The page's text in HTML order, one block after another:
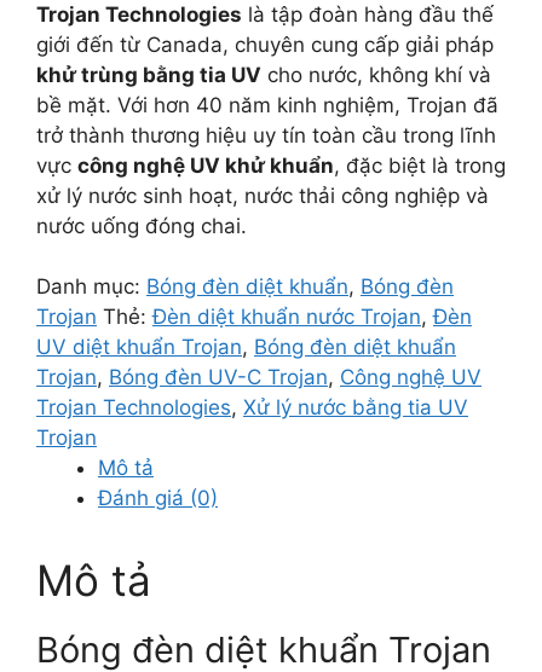
Trojan Technologies là tập đoàn hàng đầu thế
giới đến từ Canada, chuyên cung cấp giải pháp
khử trùng bằng tia UV cho nước, không khí và
bề mặt. Với hơn 40 năm kinh nghiệm, Trojan đã
trở thành thương hiệu uy tín toàn cầu trong lĩnh
vực công nghệ UV khử khuẩn, đặc biệt là trong
xử lý nước sinh hoạt, nước thải công nghiệp và
nước uống đóng chai.
Danh mục: Bóng đèn diệt khuẩn, Bóng đèn
Trojan Thẻ:Đèn diệt khuẩn nước Trojan,Đèn
UV diệt khuẩn Trojan, Bóng đèn diệt khuẩn
Trojan, Bóng đèn UV-C Trojan, Công nghệ UV
Trojan Technologies, Xử lý nước bằng tia UV
Trojan
Mô tả
Đánh giá (0)
Mô tả
Bóng đèn diệt khuẩn Trojan